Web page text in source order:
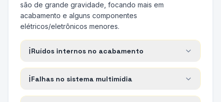
são de grande gravidade, focando mais em
acabamento e alguns componentes
elétricos/eletrônicos menores.
ℹ️Ruídos internos no acabamento
ℹ️Falhas no sistema multimídia